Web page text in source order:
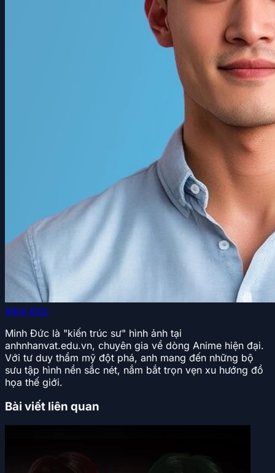
Minh Đức
Minh Đức là "kiến trúc sư" hình ảnh tại
anhnhanvat.edu.vn, chuyên gia về dòng Anime hiện đại.
Với tư duy thẩm mỹ đột phá, anh mang đến những bộ
sưu tập hình nền sắc nét, nắm bắt trọn vẹn xu hướng đồ
họa thế giới.
Bài viết liên quan